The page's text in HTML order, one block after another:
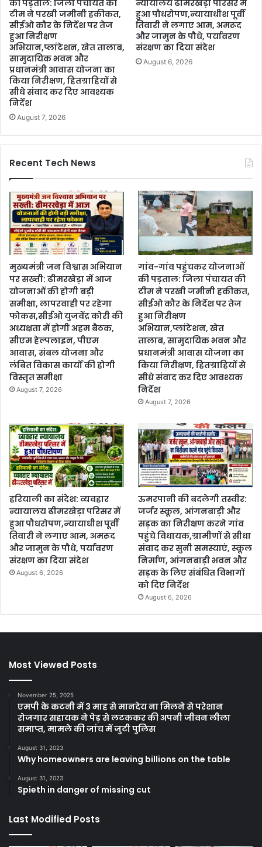
की पड़ताल: जिला पंचायत की
टीम ने परखी जमीनी हकीकत,
सीईओ कौर के निर्देश पर तेज
हुआ निरीक्षण
अभियान,प्लांटेशन, खेत तालाब,
सामुदायिक भवन और
प्रधानमंत्री आवास योजना का
किया निरीक्षण, हितग्राहियों से
सीधे संवाद कर दिए आवश्यक
निर्देश
August 7, 2026
न्यायालय ढीमरखेड़ा परिसर में
हुआ पौधरोपण,न्यायाधीश पूर्वी
तिवारी ने लगाए आम, अमरूद
और जामुन के पौधे, पर्यावरण
संरक्षण का दिया संदेश
August 6, 2026
Recent Tech News
मुख्यमंत्री जन विश्वास अभियान
पर सख्ती: ढीमरखेड़ा में आज
योजनाओं की होगी बड़ी
समीक्षा, लापरवाही पर रहेगा
फोकस,सीईओ युजवेंद्र कोरी की
अध्यक्षता में होगी अहम बैठक,
सीएम हेल्पलाइन, पीएम
आवास, संबल योजना और
लंबित विकास कार्यों की होगी
विस्तृत समीक्षा
August 7, 2026
गांव-गांव पहुंचकर योजनाओं
की पड़ताल: जिला पंचायत की
टीम ने परखी जमीनी हकीकत,
सीईओ कौर के निर्देश पर तेज
हुआ निरीक्षण
अभियान,प्लांटेशन, खेत
तालाब, सामुदायिक भवन और
प्रधानमंत्री आवास योजना का
किया निरीक्षण, हितग्राहियों से
सीधे संवाद कर दिए आवश्यक
निर्देश
August 7, 2026
हरियाली का संदेश: व्यवहार
न्यायालय ढीमरखेड़ा परिसर में
हुआ पौधरोपण,न्यायाधीश पूर्वी
तिवारी ने लगाए आम, अमरूद
और जामुन के पौधे, पर्यावरण
संरक्षण का दिया संदेश
August 6, 2026
ऊमरपानी की बदलेगी तस्वीर:
जर्जर स्कूल, आंगनबाड़ी और
सड़क का निरीक्षण करने गांव
पहुंचे विधायक,ग्रामीणों से सीधा
संवाद कर सुनी समस्याएं, स्कूल
निर्माण, आंगनबाड़ी भवन और
सड़क के लिए संबंधित विभागों
को दिए निर्देश
August 6, 2026
Most Viewed Posts
November 25, 2025
एमपी के कटनी में 3 माह से मानदेय ना मिलने से परेशान
रोजगार सहायक ने पेड़ से लटककर की अपनी जीवन लीला
समाप्त, मामले की जांच में जुटी पुलिस
August 31, 2023
Why homeowners are leaving billions on the table
August 31, 2023
Spieth in danger of missing cut
Last Modified Posts